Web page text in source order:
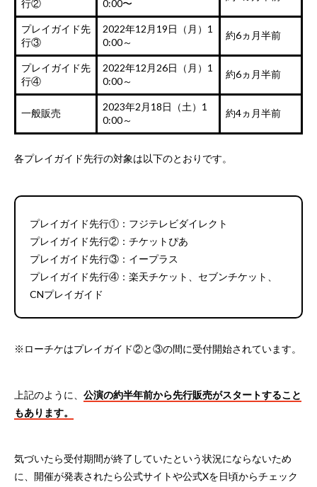
行② 0:00〜
プレイガイド先
行③
2022年12月19日（月）1
0:00～
約6ヵ月半前
プレイガイド先
行④
2022年12月26日（月）1
0:00～
約6ヵ月半前
一般販売
2023年2月18日（土）1
0:00～
約4ヵ月半前
各プレイガイド先行の対象は以下のとおりです。
プレイガイド先行①：フジテレビダイレクト
プレイガイド先行②：チケットぴあ
プレイガイド先行③：イープラス
プレイガイド先行④：楽天チケット、セブンチケット、
CNプレイガイド
※ローチケはプレイガイド②と③の間に受付開始されています。
上記のように、 公演の約半年前から先行販売がスタートすること
もあります。
気づいたら受付期間が終了していたという状況にならないため
に、開催が発表されたら公式サイトや公式Xを日頃からチェック